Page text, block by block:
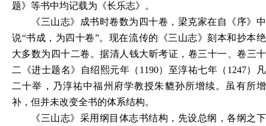
题》等书中均记载为《长乐志》。
《三山志》成书时卷数为四十卷，梁克家在自《序》中
说“书成，为四十卷”。现在流传的《三山志》刻本和抄本绝
大多数为四十二卷。据清人钱大昕考证，卷三十一、卷三十
二《进士题名》自绍熙元年（1190）至淳祐七年（1247）凡
二十举，乃淳祐中福州府学教授朱貔孙所增续。虽有所增
补，但并未改变全书的体系结构。
《三山志》采用纲目体志书结构，先设总纲，各纲之下